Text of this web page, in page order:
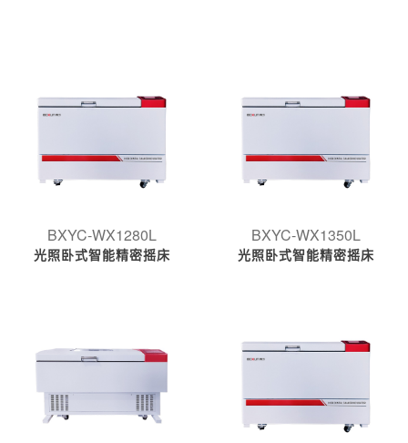
BXYC-WX1280L
光照卧式智能精密摇床
BXYC-WX1350L
光照卧式智能精密摇床